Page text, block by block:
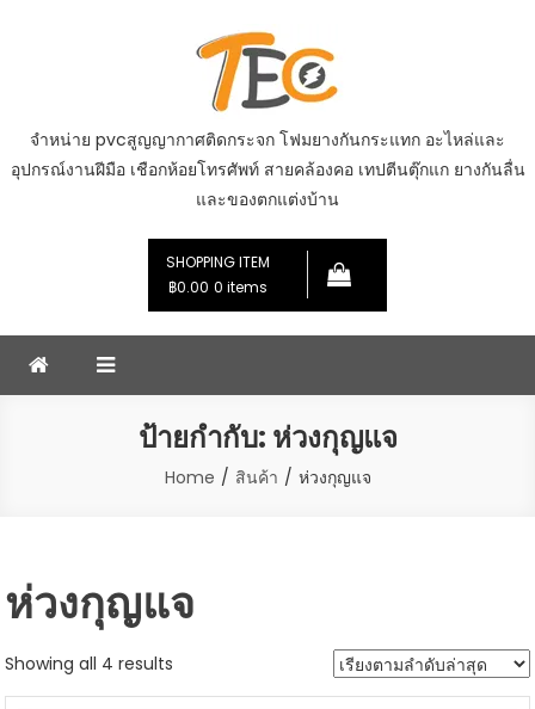
จำหน่าย pvcสูญญากาศติดกระจก โฟมยางกันกระแทก อะไหล่และ
อุปกรณ์งานฝีมือ เชือกห้อยโทรศัพท์ สายคล้องคอ เทปตีนตุ๊กแก ยางกันลื่น
และของตกแต่งบ้าน
SHOPPING ITEM
฿0.00 0 items
ป้ายกำกับ: ห่วงกุญแจ
Home สินค้า ห่วงกุญแจ
ห่วงกุญแจ
Showing all 4 results
by